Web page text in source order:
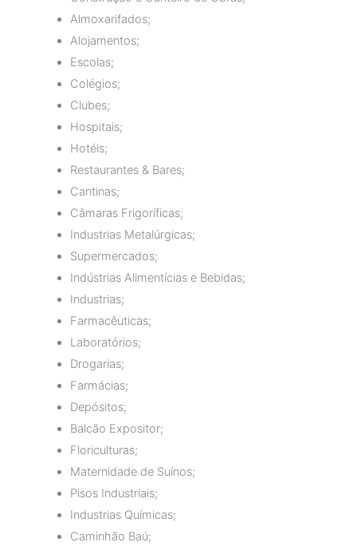
Almoxarifados;
Alojamentos;
Escolas;
Colégios;
Clubes;
Hospitais;
Hotéis;
Restaurantes & Bares;
Cantinas;
Câmaras Frigoríficas;
Industrias Metalúrgicas;
Supermercados;
Indústrias Alimentícias e Bebidas;
Industrias;
Farmacêuticas;
Laboratórios;
Drogarias;
Farmácias;
Depósitos;
Balcão Expositor;
Floriculturas;
Maternidade de Suínos;
Pisos Industriais;
Industrias Químicas;
Caminhão Baú;